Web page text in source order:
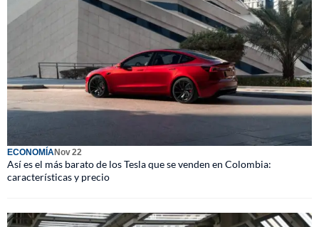
ECONOMÍANov 22
Así es el más barato de los Tesla que se venden en Colombia:
características y precio